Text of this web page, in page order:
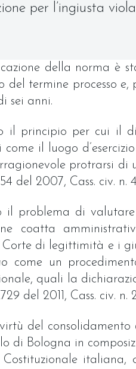
per l’ingiusta
della norma è
del termine processo
sei anni.
il principio per cui il
il luogo
protrarsi
del 2007, Cass. civ.
problema di
coatta
di legittimità e i
come un
quali la
del 2011, Cass. civ.
del
di Bologna in